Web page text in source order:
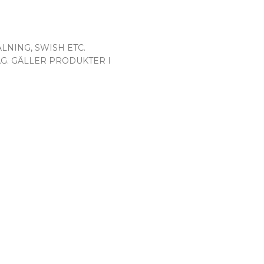
SWISH ETC.
GÄLLER PRODUKTER I